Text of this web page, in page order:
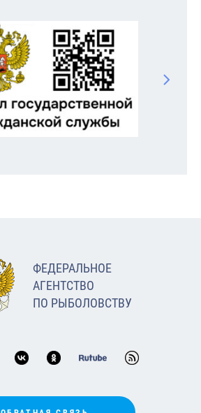
ФЕДЕРАЛЬНОЕ
АГЕНТСТВО
ПО РЫБОЛОВСТВУ